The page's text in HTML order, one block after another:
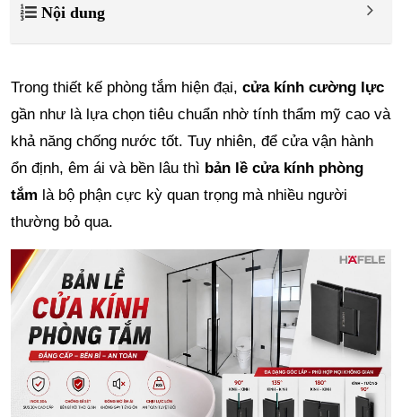
Nội dung
Trong thiết kế phòng tắm hiện đại, cửa kính cường lực
gần như là lựa chọn tiêu chuẩn nhờ tính thẩm mỹ cao và
khả năng chống nước tốt. Tuy nhiên, để cửa vận hành
ổn định, êm ái và bền lâu thì bản lề cửa kính phòng
tắm là bộ phận cực kỳ quan trọng mà nhiều người
thường bỏ qua.